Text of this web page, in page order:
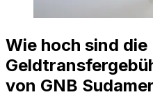
Wie hoch sind die
von GNB